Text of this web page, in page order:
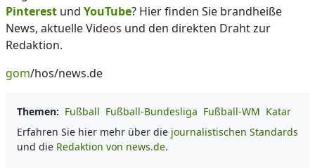
Pinterest und YouTube? Hier finden Sie brandheiße
News, aktuelle Videos und den direkten Draht zur
Redaktion.
gom/hos/news.de
Themen: Fußball Fußball-Bundesliga Fußball-WM Katar
Erfahren Sie hier mehr über die journalistischen Standards
und die Redaktion von news.de.